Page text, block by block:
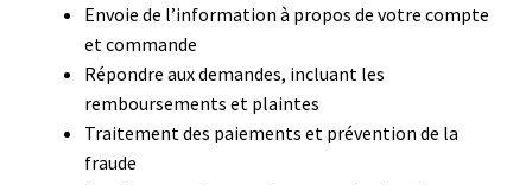
Envoie de l’information à propos de votre compte
et commande
Répondre aux demandes, incluant les
remboursements et plaintes
Traitement des paiements et prévention de la
fraude